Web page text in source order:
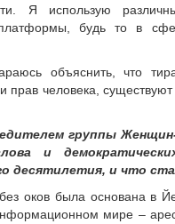
Я использую
платформы, будь то в
объяснить, что
человека,
группы
и
десятилетия, и что
оков была основана в
мире –